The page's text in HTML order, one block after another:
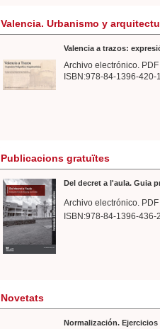
Valencia. Urbanismo y
Valencia a trazos:
Archivo electrónico.
ISBN:978-84-1396-420-1
Publicacions gratuïtes
Del decret a l'aula. Guia
Archivo electrónico.
ISBN:978-84-1396-436-2
Novetats
Normalización.